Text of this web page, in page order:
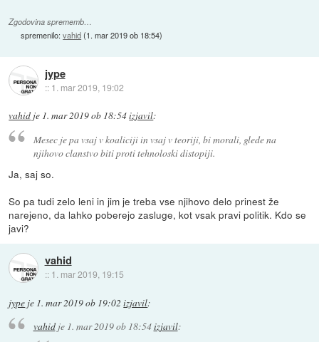
Zgodovina sprememb…
spremenilo:vahid(1. mar 2019 ob 18:54)
jype
:: 1. mar 2019, 19:02
vahid je 1. mar 2019 ob 18:54izjavil:
Mesec je pa vsaj v koaliciji in vsaj v teoriji, bi morali, glede na
njihovo clanstvo biti proti tehnoloski distopiji.
Ja, saj so.
So pa tudi zelo leni in jim je treba vse njihovo delo prinest že
narejeno, da lahko poberejo zasluge, kot vsak pravi politik. Kdo se
javi?
vahid
:: 1. mar 2019, 19:15
jype je 1. mar 2019 ob 19:02 izjavil:
vahidje 1. mar 2019 ob 18:54izjavil: